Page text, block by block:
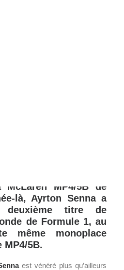
« Magic Senna ». Le
dans le cadre du GP
MP4/5B de
là, Ayrton Senna a
deuxième titre de
de Formule 1, au
même monoplace
MP4/5B.
est vénéré plus qu’ailleurs